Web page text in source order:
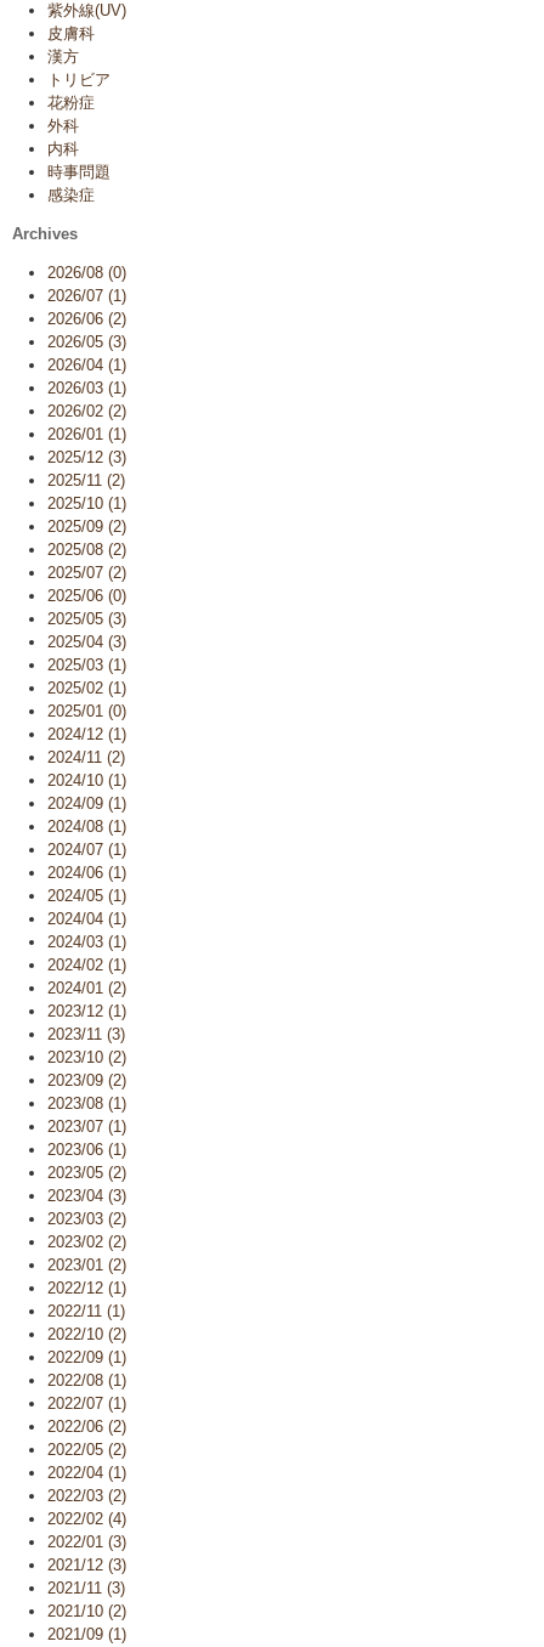
紫外線(UV)
皮膚科
漢方
トリビア
花粉症
外科
内科
時事問題
感染症
Archives
2026/08 (0)
2026/07 (1)
2026/06 (2)
2026/05 (3)
2026/04 (1)
2026/03 (1)
2026/02 (2)
2026/01 (1)
2025/12 (3)
2025/11 (2)
2025/10 (1)
2025/09 (2)
2025/08 (2)
2025/07 (2)
2025/06 (0)
2025/05 (3)
2025/04 (3)
2025/03 (1)
2025/02 (1)
2025/01 (0)
2024/12 (1)
2024/11 (2)
2024/10 (1)
2024/09 (1)
2024/08 (1)
2024/07 (1)
2024/06 (1)
2024/05 (1)
2024/04 (1)
2024/03 (1)
2024/02 (1)
2024/01 (2)
2023/12 (1)
2023/11 (3)
2023/10 (2)
2023/09 (2)
2023/08 (1)
2023/07 (1)
2023/06 (1)
2023/05 (2)
2023/04 (3)
2023/03 (2)
2023/02 (2)
2023/01 (2)
2022/12 (1)
2022/11 (1)
2022/10 (2)
2022/09 (1)
2022/08 (1)
2022/07 (1)
2022/06 (2)
2022/05 (2)
2022/04 (1)
2022/03 (2)
2022/02 (4)
2022/01 (3)
2021/12 (3)
2021/11 (3)
2021/10 (2)
2021/09 (1)